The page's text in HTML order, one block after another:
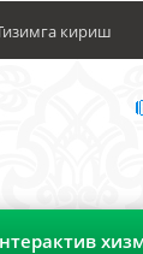
кириш